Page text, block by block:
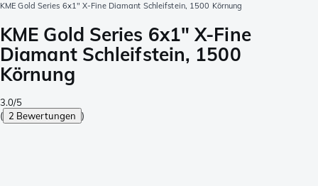
KME Gold Series 6x1" X-Fine Diamant Schleifstein, 1500 Körnung
KME Gold Series 6x1" X-Fine
Diamant Schleifstein, 1500
Körnung
3.0/5
( 2 Bewertungen )